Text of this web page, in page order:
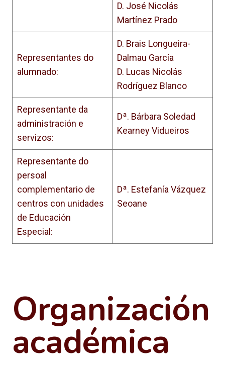
D. José Nicolás
Martínez Prado
Representantes do
alumnado:
D. Brais Longueira-
Dalmau García
D. Lucas Nicolás
Rodríguez Blanco
Representante da
administración e
servizos:
Dª. Bárbara Soledad
Kearney Vidueiros
Representante do
persoal
complementario de
centros con unidades
de Educación
Especial:
Dª. Estefanía Vázquez
Seoane
Organización
académica